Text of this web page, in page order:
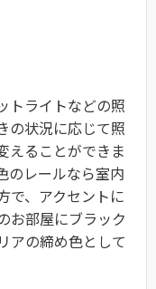
トライトなどの照
の状況に応じて照
えることができま
のレールなら室内
で、アクセントに
お部屋にブラック
アの締め色として